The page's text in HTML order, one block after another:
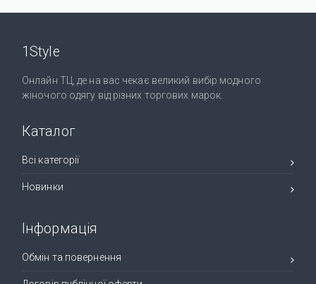
1Style
Онлайн ТЦ, де на вас чекає великий вибір модного
жіночого одягу від різних торгових марок.
Каталог
Всі категорії
Новинки
Інформація
Обмін та повернення